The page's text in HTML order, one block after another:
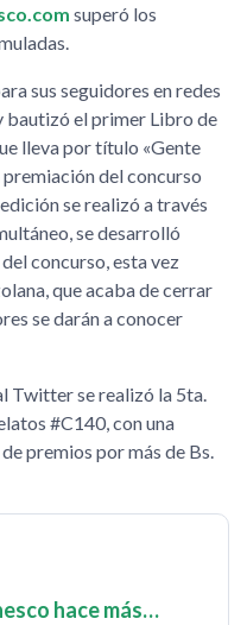
superó los
sus seguidores en redes
bautizó el primer Libro de
lleva por título «Gente
del concurso
se realizó a través
se desarrolló
concurso, esta vez
que acaba de cerrar
se darán a conocer
Twitter se realizó la 5ta.
#C140, con una
premios por más de Bs.
hace más…